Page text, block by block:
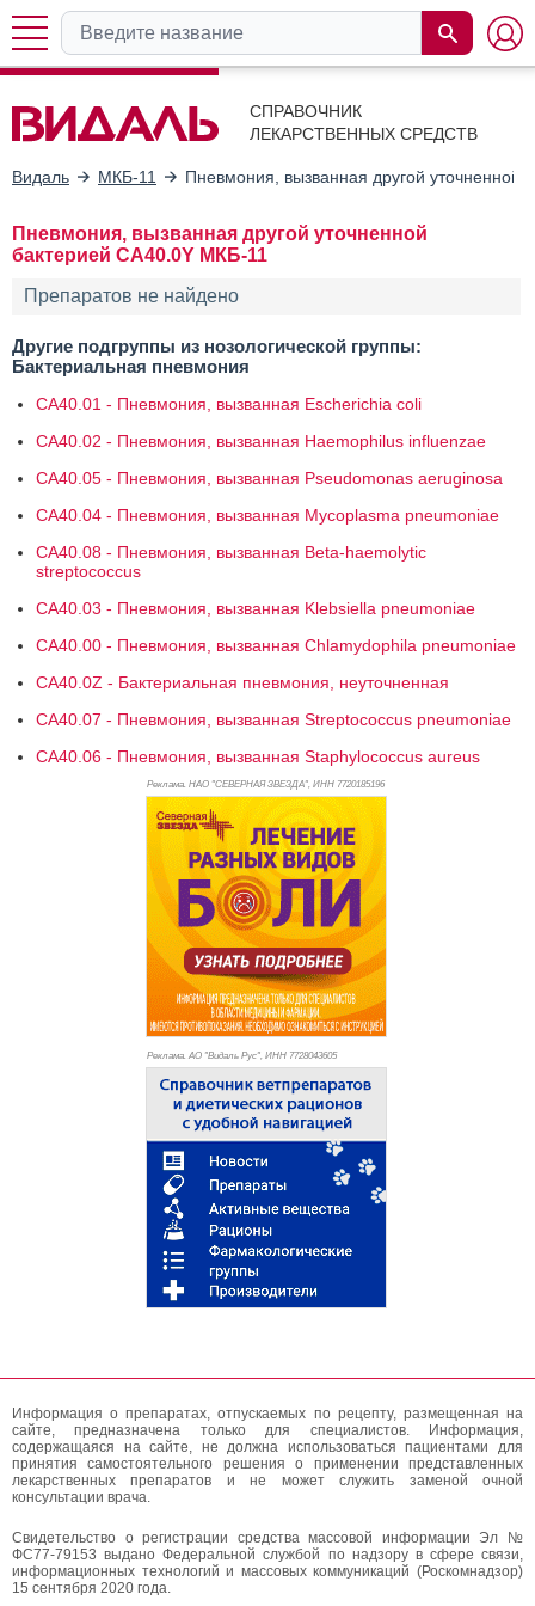
СПРАВОЧНИК
ЛЕКАРСТВЕННЫХ СРЕДСТВ
Видаль МКБ-11 Пневмония, вызванная другой уточненной
Пневмония, вызванная другой уточненной
бактерией CA40.0Y МКБ-11
Препаратов не найдено
Другие подгруппы из нозологической группы:
Бактериальная пневмония
CA40.01 - Пневмония, вызванная Escherichia coli
CA40.02 - Пневмония, вызванная Haemophilus influenzae
CA40.05 - Пневмония, вызванная Pseudomonas aeruginosa
CA40.04 - Пневмония, вызванная Mycoplasma pneumoniae
CA40.08 - Пневмония, вызванная Beta-haemolytic
streptococcus
CA40.03 - Пневмония, вызванная Klebsiella pneumoniae
CA40.00 - Пневмония, вызванная Chlamydophila pneumoniae
CA40.0Z - Бактериальная пневмония, неуточненная
CA40.07 - Пневмония, вызванная Streptococcus pneumoniae
CA40.06 - Пневмония, вызванная Staphylococcus aureus
Реклама. НАО "СЕВЕРНАЯ ЗВЕЗДА", ИНН 7720185196
Реклама. АО "Видаль Рус", ИНН 7728043605
Информация о препаратах, отпускаемых по рецепту, размещенная на
сайте, предназначена только для специалистов. Информация,
содержащаяся на сайте, не должна использоваться пациентами для
принятия самостоятельного решения о применении представленных
лекарственных препаратов и не может служить заменой очной
консультации врача.
Свидетельство о регистрации средства массовой информации Эл №
ФС77-79153 выдано Федеральной службой по надзору в сфере связи,
информационных технологий и массовых коммуникаций (Роскомнадзор)
15 сентября 2020 года.